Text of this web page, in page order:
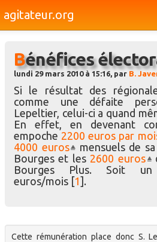
agitateur.org
Bourges & le Cher
Culture
Médias
Dossiers
Brèves
Bénéfices
lundi 29 mars 2010 à 15:16, par B.
Si le résultat des
comme une défaite
Lepeltier, celui-ci a quand
En effet, en devenant
empoche 2200 euros par
4000 euros mensuels de
Bourges et les 2600 euros
Bourges Plus. Soit
euros/mois [1] .
Cette rémunération place donc S.